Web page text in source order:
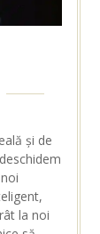
și de
la noi